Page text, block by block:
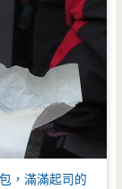
，滿滿起司的